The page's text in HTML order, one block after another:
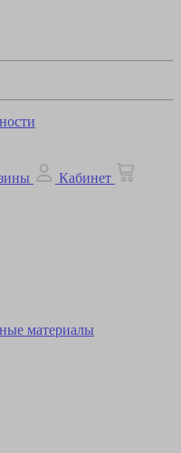
Кабинет
материалы